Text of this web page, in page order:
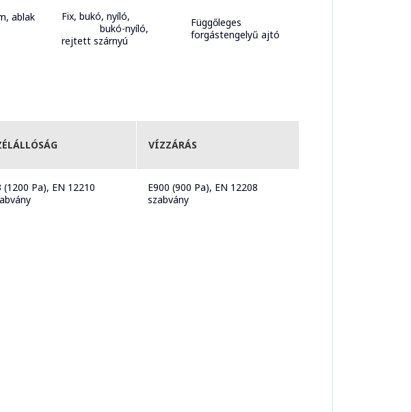
ablak
Fix, bukó, nyíló,
bukó-nyíló,
rejtett szárnyú
Függőleges
forgástengelyű ajtó
VÍZZÁRÁS
(1200 Pa), EN 12210
E900 (900 Pa), EN 12208
szabvány